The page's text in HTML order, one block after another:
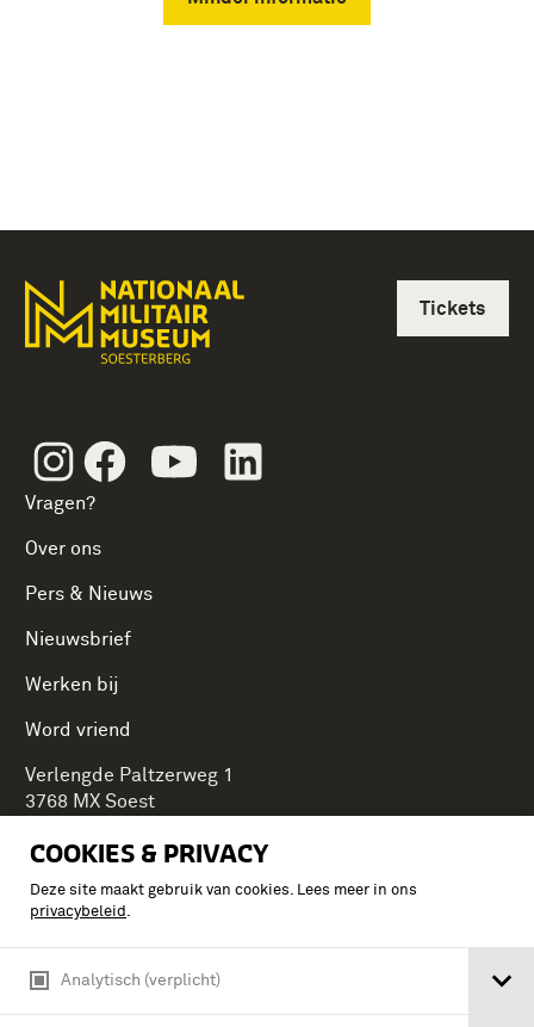
COOKIES & PRIVACY
Deze site maakt gebruik van cookies. Lees meer in ons
privacybeleid .
Analytisch (verplicht)
InstagramFacebookYoutube
Vragen?
Over ons
Pers & Nieuws
Nieuwsbrief
Werken bij
Word vriend
Tickets
Verlengde Paltzerweg 1
3768 MX Soest
Onderdeel van Stichting Koninklijke Defensiemusea,